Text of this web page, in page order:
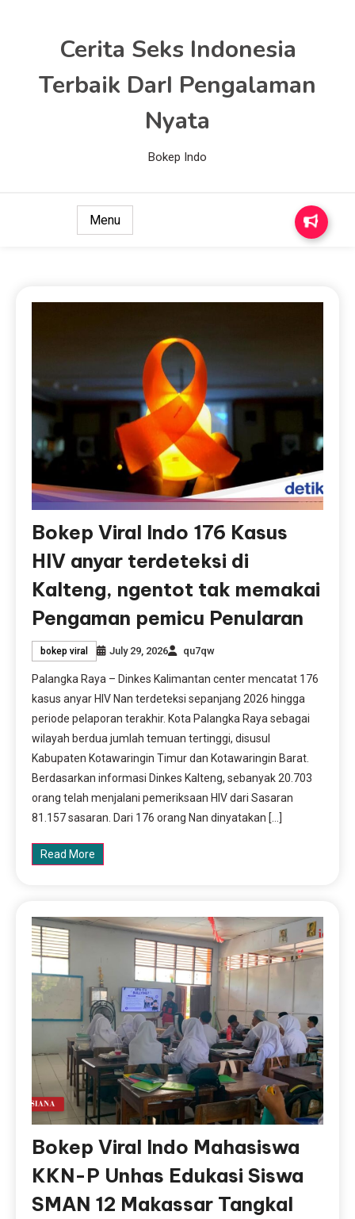
Cerita Seks Indonesia
Terbaik DarI Pengalaman
Nyata
Bokep Indo
Menu
Bokep Viral Indo 176 Kasus
HIV anyar terdeteksi di
Kalteng, ngentot tak memakai
Pengaman pemicu Penularan
bokep viral July 29, 2026 qu7qw
Palangka Raya – Dinkes Kalimantan center mencatat 176
kasus anyar HIV Nan terdeteksi sepanjang 2026 hingga
periode pelaporan terakhir. Kota Palangka Raya sebagai
wilayah berdua jumlah temuan tertinggi, disusul
Kabupaten Kotawaringin Timur dan Kotawaringin Barat.
Berdasarkan informasi Dinkes Kalteng, sebanyak 20.703
orang telah menjalani pemeriksaan HIV dari Sasaran
81.157 sasaran. Dari 176 orang Nan dinyatakan […]
Read More
Bokep Viral Indo Mahasiswa
KKN-P Unhas Edukasi Siswa
SMAN 12 Makassar Tangkal